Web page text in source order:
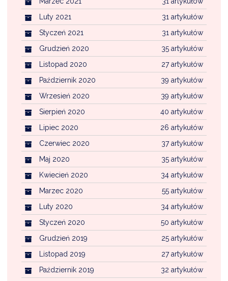
31 artykułów
Luty 2021
31 artykułów
Styczeń 2021
35 artykułów
Grudzień 2020
27 artykułów
Listopad 2020
39 artykułów
Październik 2020
39 artykułów
Wrzesień 2020
40 artykułów
Sierpień 2020
26 artykułów
Lipiec 2020
37 artykułów
Czerwiec 2020
35 artykułów
Maj 2020
34 artykułów
Kwiecień 2020
55 artykułów
Marzec 2020
34 artykułów
Luty 2020
50 artykułów
Styczeń 2020
25 artykułów
Grudzień 2019
27 artykułów
Listopad 2019
32 artykułów
Październik 2019